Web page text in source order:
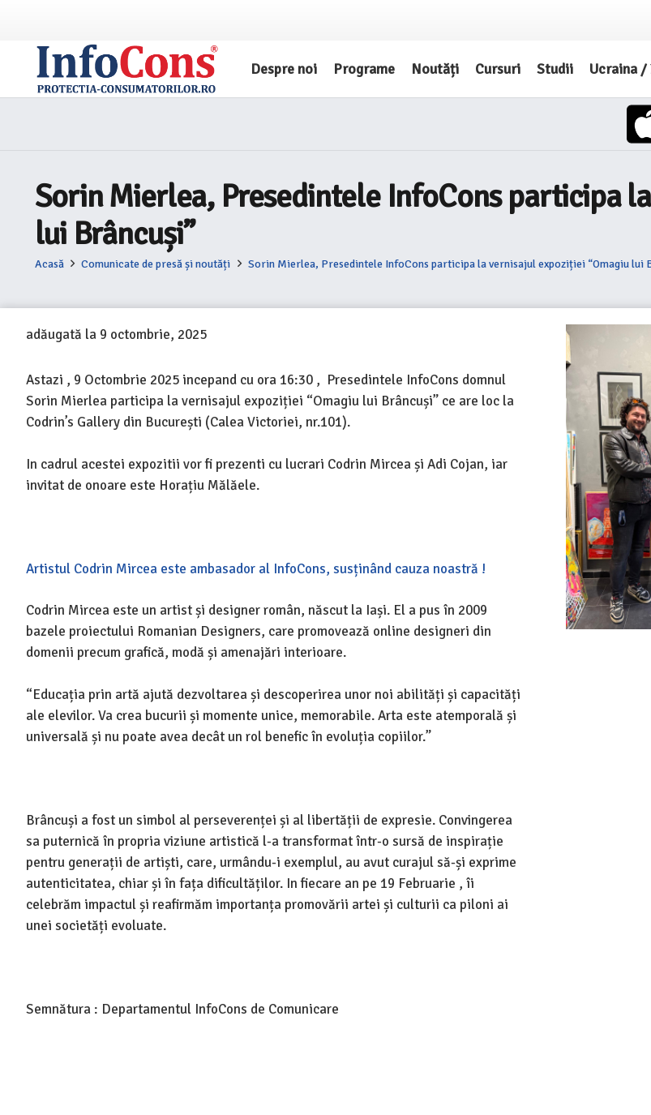
Despre noi Programe Noutăți Cursuri Studii Ucraina /
Sorin Mierlea, Presedintele InfoCons participa
lui Brâncuși”
Acasă Comunicate de presă și noutăți Sorin Mierlea, Presedintele InfoCons participa la vernisajul expoziției “Omagiu lui
adăugată la 9 octombrie, 2025
Astazi , 9 Octombrie 2025 incepand cu ora 16:30 , Presedintele InfoCons domnul
Sorin Mierlea participa la vernisajul expoziției “Omagiu lui Brâncuși” ce are loc la
Codrin’s Gallery din București (Calea Victoriei, nr.101).
In cadrul acestei expozitii vor fi prezenti cu lucrari Codrin Mircea și Adi Cojan, iar
invitat de onoare este Horațiu Mălăele.
Artistul Codrin Mircea este ambasador al InfoCons, susținând cauza noastră !
Codrin Mircea este un artist și designer român, născut la Iași. El a pus în 2009
bazele proiectului Romanian Designers, care promovează online designeri din
domenii precum grafică, modă și amenajări interioare.
“Educația prin artă ajută dezvoltarea și descoperirea unor noi abilități și capacități
ale elevilor. Va crea bucurii și momente unice, memorabile. Arta este atemporală și
universală și nu poate avea decât un rol benefic în evoluția copiilor.”
Brâncuși a fost un simbol al perseverenței și al libertății de expresie. Convingerea
sa puternică în propria viziune artistică l-a transformat într-o sursă de inspirație
pentru generații de artiști, care, urmându-i exemplul, au avut curajul să-și exprime
autenticitatea, chiar și în fața dificultăților. In fiecare an pe 19 Februarie , îi
celebrăm impactul și reafirmăm importanța promovării artei și culturii ca piloni ai
unei societăți evoluate.
Semnătura : Departamentul InfoCons de Comunicare